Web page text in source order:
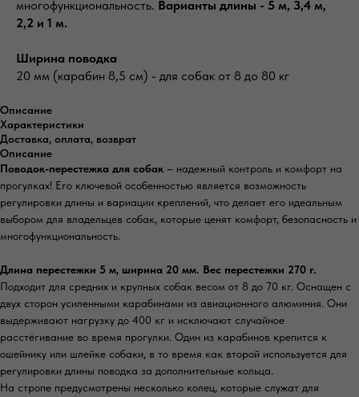
многофункциональность. Варианты длины - 5 м, 3,4 м,
2,2 и 1 м.
Ширина поводка
20 мм (карабин 8,5 см) - для собак от 8 до 80 кг
Описание
Характеристики
Доставка, оплата, возврат
Описание
Поводок-перестежка для собак – надежный контроль и комфорт на
прогулках! Его ключевой особенностью является возможность
регулировки длины и вариации креплений, что делает его идеальным
выбором для владельцев собак, которые ценят комфорт, безопасность и
многофункциональность.
Длина перестежки 5 м, ширина 20 мм. Вес перестежки 270 г.
Подходит для средних и крупных собак весом от 8 до 70 кг. Оснащен с
двух сторон усиленными карабинами из авиационного алюминия. Они
выдерживают нагрузку до 400 кг и исключают случайное
расстёгивание во время прогулки. Один из карабинов крепится к
ошейнику или шлейке собаки, в то время как второй используется для
регулировки длины поводка за дополнительные кольца.
На стропе предусмотрены несколько колец, которые служат для